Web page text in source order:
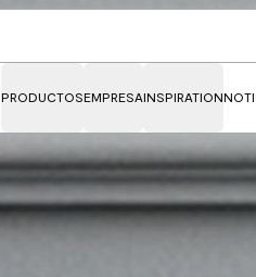
PRODUCTOSEMPRESAINSPIRATION